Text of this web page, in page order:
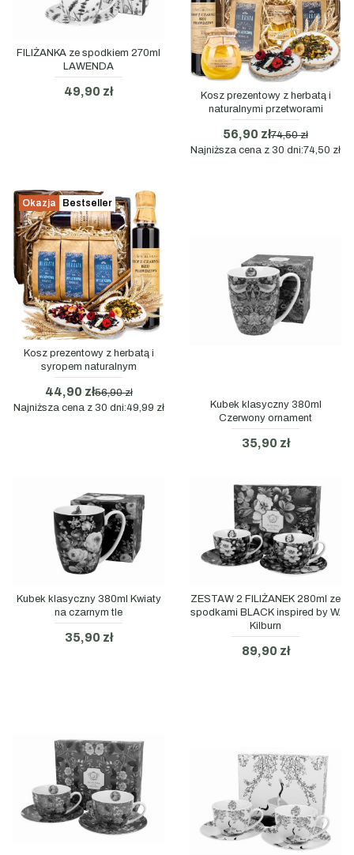
FILIŻANKA ze spodkiem 270ml
LAWENDA
49,90 zł
Kosz prezentowy z herbatą i
naturalnymi przetworami
56,90 zł74,50 zł
Najniższa cena z 30 dni:74,50 zł
Okazja Bestseller
Kosz prezentowy z herbatą i
syropem naturalnym
44,90 zł56,90 zł
Najniższa cena z 30 dni:49,99 zł
Kubek klasyczny 380ml
Czerwony ornament
35,90 zł
Kubek klasyczny 380ml Kwiaty
na czarnym tle
35,90 zł
ZESTAW 2 FILIŻANEK 280ml ze
spodkami BLACK inspired by W.
Kilburn
89,90 zł